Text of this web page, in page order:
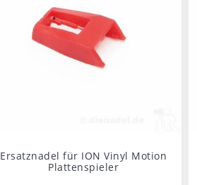
Ersatznadel für ION Vinyl Motion
Plattenspieler